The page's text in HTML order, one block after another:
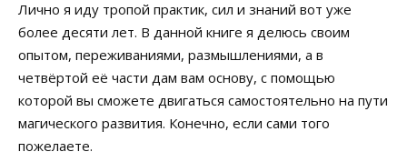
Лично я иду тропой практик, сил и знаний вот уже
более десяти лет. В данной книге я делюсь своим
опытом, переживаниями, размышлениями, а в
четвёртой её части дам вам основу, с помощью
которой вы сможете двигаться самостоятельно на пути
магического развития. Конечно, если сами того
пожелаете.